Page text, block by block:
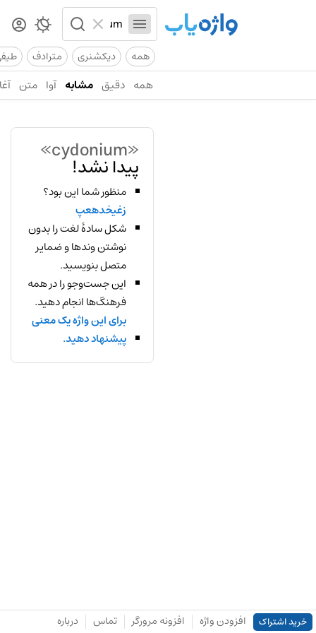
همه دیکشنری مترادف
همه دقیق مشابه آوا متن
«cydonium»
پیدا نشد!
منظور شما این بود؟
زغیخدهعپ
شکل سادهٔ لغت را بدون
نوشتن وندها و ضمایر
متصل بنویسید.
این جست‌وجو را در همه
فرهنگ‌ها انجام دهید.
برای این واژه یک معنی
پیشنهاد دهید.
خرید اشتراک افزودن واژه افزونه مرورگر تماس درباره